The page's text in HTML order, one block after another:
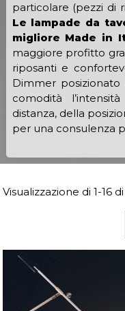
particolare (pezzi di
Le lampade da
migliore Made in
maggiore profitto
riposanti e
Dimmer
comodità
distanza, della
per una consulenza
Visualizzazione di 1-16